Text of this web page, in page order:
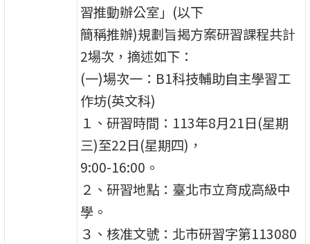
習推動辦公室」(以下
簡稱推辦)規劃旨揭方案研習課程共計
2場次，摘述如下：
(一)場次一：B1科技輔助自主學習工
作坊(英文科)
１、研習時間：113年8月21日(星期
三)至22日(星期四)，
9:00-16:00。
２、研習地點：臺北市立育成高級中
學。
３、核准文號：北市研習字第113080